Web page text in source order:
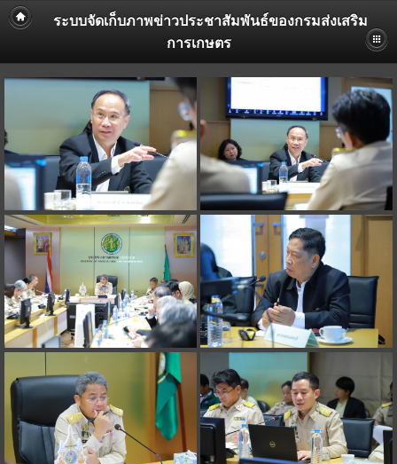
ระบบจัดเก็บภาพข่าวประชาสัมพันธ์ของกรมส่งเสริม
การเกษตร